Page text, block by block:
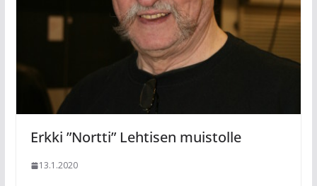
Erkki ”Nortti” Lehtisen muistolle
13.1.2020